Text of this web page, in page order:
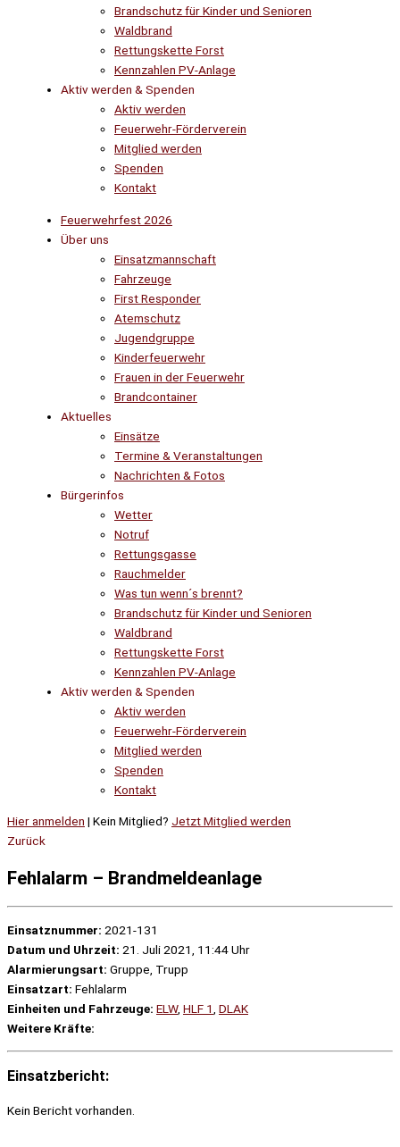
Brandschutz für Kinder und Senioren
Waldbrand
Rettungskette Forst
Kennzahlen PV-Anlage
Aktiv werden & Spenden
Aktiv werden
Feuerwehr-Förderverein
Mitglied werden
Spenden
Kontakt
Feuerwehrfest 2026
Über uns
Einsatzmannschaft
Fahrzeuge
First Responder
Atemschutz
Jugendgruppe
Kinderfeuerwehr
Frauen in der Feuerwehr
Brandcontainer
Aktuelles
Einsätze
Termine & Veranstaltungen
Nachrichten & Fotos
Bürgerinfos
Wetter
Notruf
Rettungsgasse
Rauchmelder
Was tun wenn´s brennt?
Brandschutz für Kinder und Senioren
Waldbrand
Rettungskette Forst
Kennzahlen PV-Anlage
Aktiv werden & Spenden
Aktiv werden
Feuerwehr-Förderverein
Mitglied werden
Spenden
Kontakt
Hier anmelden | Kein Mitglied? Jetzt Mitglied werden
Zurück
Fehlalarm – Brandmeldeanlage
Einsatznummer: 2021-131
Datum und Uhrzeit: 21. Juli 2021, 11:44 Uhr
Alarmierungsart: Gruppe, Trupp
Einsatzart: Fehlalarm
Einheiten und Fahrzeuge: ELW, HLF 1 DLAK
Weitere Kräfte:
Einsatzbericht:
Kein Bericht vorhanden.